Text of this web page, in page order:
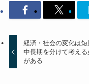
経済・社会の変化は短
中長期を分けて考える
がある